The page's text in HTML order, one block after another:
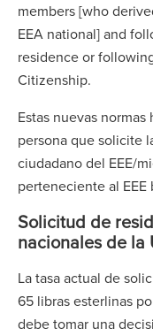
members [who
EEA national] and
residence or
Citizenship.
Estas nuevas
persona que solicite
ciudadano del EEE/
perteneciente al
Solicitud de
nacionales de la
La tasa actual de
65 libras esterlinas
debe tomar una